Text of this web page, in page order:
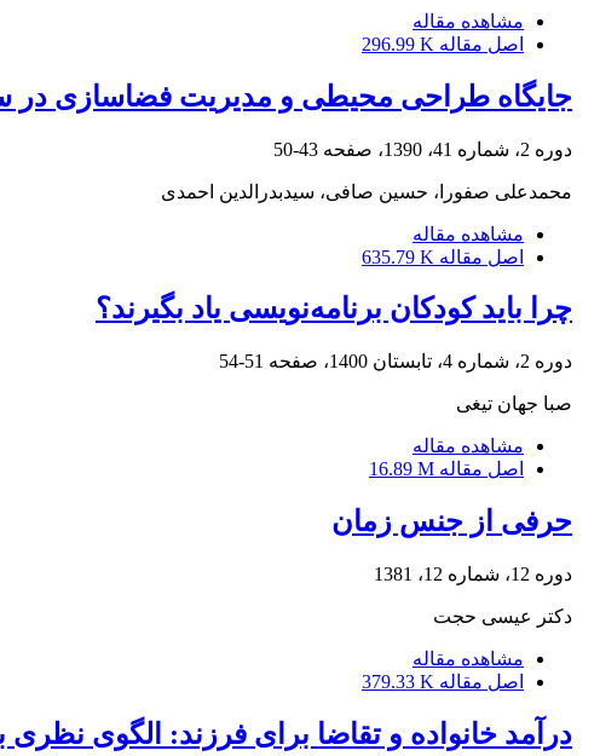
مشاهده مقاله
اصل مقاله 296.99 K
جایگاه طراحی محیطی و مدیریت فضاسازی در
دوره 2، شماره 41، 1390، صفحه 43-50
محمدعلی صفورا، حسین صافی، سیدبدرالدین احمدی
مشاهده مقاله
اصل مقاله 635.79 K
چرا باید کودکان برنامه‌نویسی یاد بگیرند؟
دوره 2، شماره 4، تابستان 1400، صفحه 51-54
صبا جهان تیغی
مشاهده مقاله
اصل مقاله 16.89 M
حرفی از جنس زمان
دوره 12، شماره 12، 1381
دکتر عیسی حجت
مشاهده مقاله
اصل مقاله 379.33 K
درآمد خانواده و تقاضا برای فرزند: الگوی